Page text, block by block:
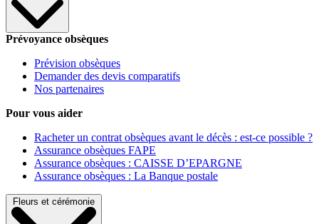
Prévoyance obsèques
Prévision obsèques
Demander des devis comparatifs
Nos partenaires
Pour vous aider
Racheter un contrat obsèques avant le décès : est-ce possible ?
Assurance obsèques FAPE
Assurance obsèques : CAISSE D’EPARGNE
Assurance obsèques : La Banque postale
Fleurs et cérémonie